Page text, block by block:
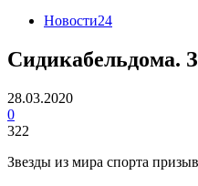
Новости24
Сидикабельдома.
28.03.2020
0
322
Звезды из мира спорта